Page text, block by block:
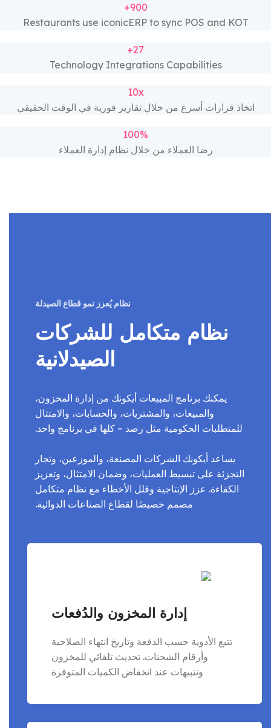
900+
Restaurants use iconicERP to sync POS and KOT
27+
Technology Integrations Capabilities
10x
اتخاذ قرارات أسرع من خلال تقارير فورية في الوقت الحقيقي
100%
رضا العملاء من خلال نظام إدارة العملاء
نظام يُعزز نمو قطاع الصيدلة
نظام متكامل للشركات
الصيدلانية
يمكنك برنامج المبيعات أيكونك من إدارة المخزون،
والمبيعات، والمشتريات، والحسابات، والامتثال
للمتطلبات الحكومية مثل رصد – كلها في برنامج واحد.
يساعد أيكونك الشركات المصنعة، والموزعين، وتجار
التجزئة على تبسيط العمليات، وضمان الامتثال، وتعزيز
الكفاءة. عزز الإنتاجية وقلل الأخطاء مع نظام متكامل
مصمم خصيصًا لقطاع الصناعات الدوائية.
إدارة المخزون والدُفعات
تتبع الأدوية حسب الدفعة وتاريخ انتهاء الصلاحية
وأرقام الشحنات. تحديث تلقائي للمخزون
وتنبيهات عند انخفاض الكميات المتوفرة